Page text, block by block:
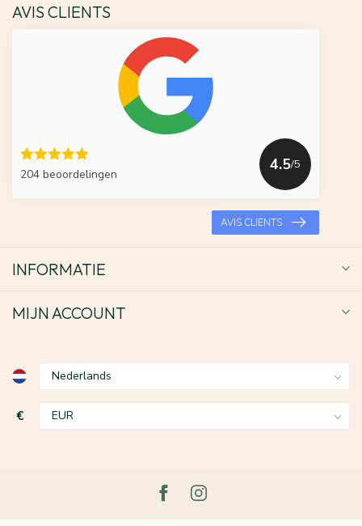
AVIS CLIENTS
204 beoordelingen
4.5/5
AVIS CLIENTS
INFORMATIE
MIJN ACCOUNT
€